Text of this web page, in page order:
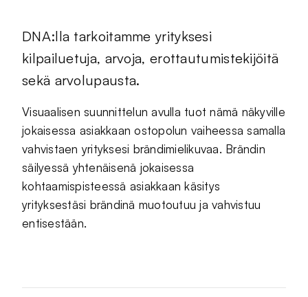
DNA:lla tarkoitamme yrityksesi
kilpailuetuja, arvoja, erottautumistekijöitä
sekä arvolupausta.
Visuaalisen suunnittelun avulla tuot nämä näkyville
jokaisessa asiakkaan ostopolun vaiheessa samalla
vahvistaen yrityksesi brändimielikuvaa. Brändin
säilyessä yhtenäisenä jokaisessa
kohtaamispisteessä asiakkaan käsitys
yrityksestäsi brändinä muotoutuu ja vahvistuu
entisestään.